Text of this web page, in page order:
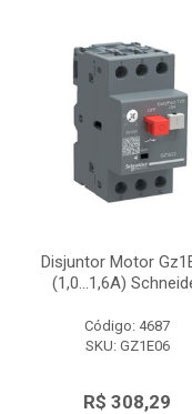
Disjuntor Motor
(1,0...1,6A)
Código: 4687
SKU: GZ1E06
R$ 308,29